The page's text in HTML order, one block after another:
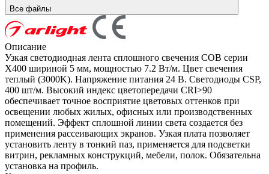
Все файлы
Описание
Узкая светодиодная лента сплошного свечения COB серии
X400 шириной 5 мм, мощностью 7.2 Вт/м. Цвет свечения
теплый (3000K). Напряжение питания 24 В. Светодиоды CSP,
400 шт/м. Высокий индекс цветопередачи CRI>90
обеспечивает точное восприятие цветовых оттенков при
освещении любых жилых, офисных или производственных
помещений. Эффект сплошной линии света создается без
применения рассеивающих экранов. Узкая плата позволяет
установить ленту в тонкий паз, применяется для подсветки
витрин, рекламных конструкций, мебели, полок. Обязательна
установка на профиль.